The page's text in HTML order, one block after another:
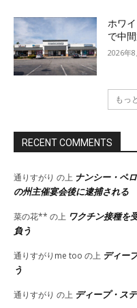
ホワ
で中
2026年8
もっ
RECENT COMMENTS
通りすがり の上 ナンシー・ペ
の州主催宴会後に逮捕される
菜の花** の上 ワクチン接種を
負う
通りすがりme too の上 ディー
う
通りすがり の上 ディープ・ス